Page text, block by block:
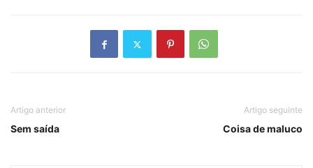
Artigo anterior
Sem saída
Artigo seguinte
Coisa de maluco